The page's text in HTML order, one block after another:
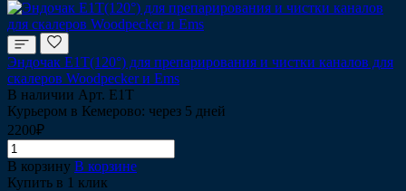
Эндочак Е1T(120°) для препарирования и чистки каналов для
скалеров Woodpecker и Ems
В наличии Арт. Е1Т
Курьером в Кемерово: через 5 дней
2200₽
В корзину В корзине
Купить в 1 клик